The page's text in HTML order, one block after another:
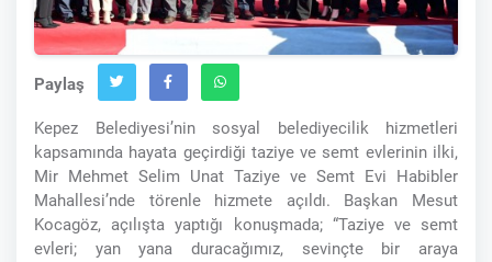
Paylaş
Kepez Belediyesi’nin sosyal belediyecilik hizmetleri
kapsamında hayata geçirdiği taziye ve semt evlerinin ilki,
Mir Mehmet Selim Unat Taziye ve Semt Evi Habibler
Mahallesi’nde törenle hizmete açıldı. Başkan Mesut
Kocagöz, açılışta yaptığı konuşmada; “Taziye ve semt
evleri; yan yana duracağımız, sevinçte bir araya